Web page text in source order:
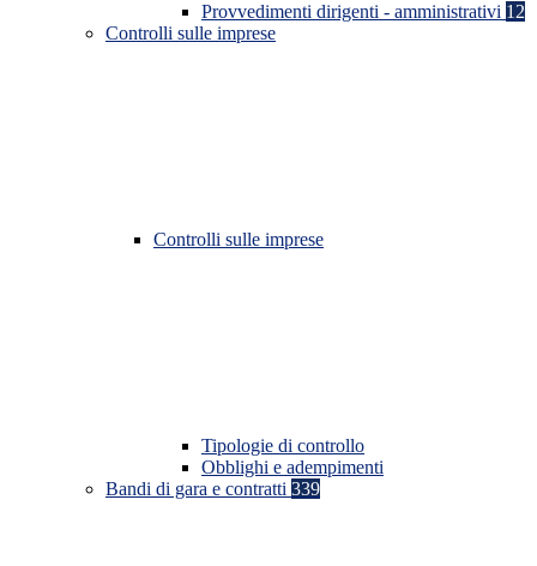
Provvedimenti dirigenti - amministrativi 12
Controlli sulle imprese
Controlli sulle imprese
Tipologie di controllo
Obblighi e adempimenti
Bandi di gara e contratti 339